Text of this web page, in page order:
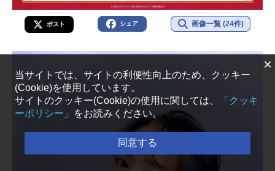
ポスト シェア 画像一覧 (24件)
×
当サイトでは、サイトの利便性向上のため、クッキー
(Cookie)を使用しています。
サイトのクッキー(Cookie)の使用に関しては、
「クッキ
ーポリシー」
をお読みください。
同意する